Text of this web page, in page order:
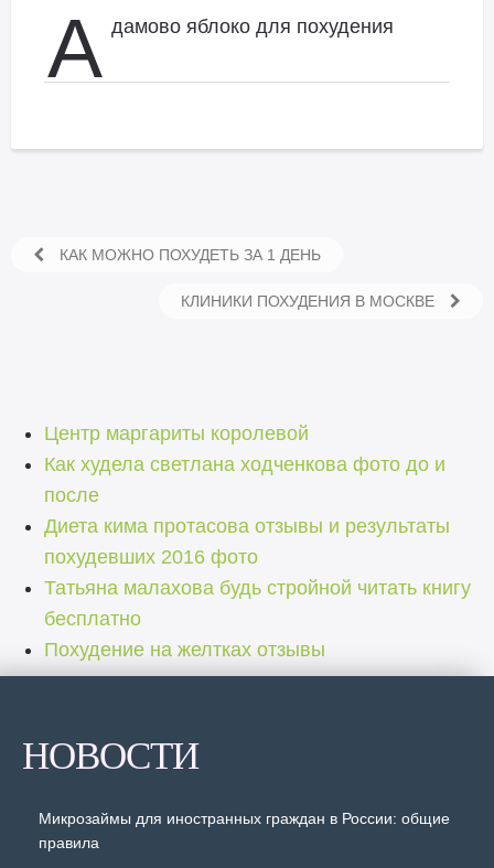
А дамово яблоко для похудения
КАК МОЖНО ПОХУДЕТЬ ЗА 1 ДЕНЬ
КЛИНИКИ ПОХУДЕНИЯ В МОСКВЕ
Центр маргариты королевой
Как худела светлана ходченкова фото до и
после
Диета кима протасова отзывы и результаты
похудевших 2016 фото
Татьяна малахова будь стройной читать книгу
бесплатно
Похудение на желтках отзывы
НОВОСТИ
Микрозаймы для иностранных граждан в России: общие
правила